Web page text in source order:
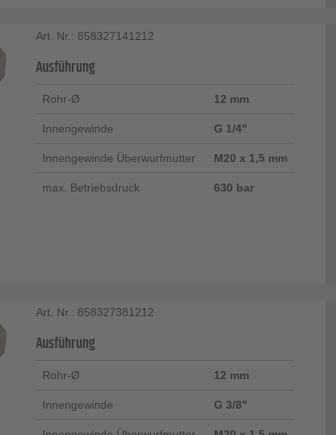
Art. Nr.: 858327141212
Ausführung
Rohr-Ø 12 mm
Innengewinde G 1/4"
Innengewinde Überwurfmutter M20 x 1,5 mm
max. Betriebsdruck 630 bar
Art. Nr.: 858327381212
Ausführung
Rohr-Ø 12 mm
Innengewinde G 3/8"